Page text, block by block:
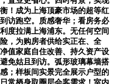
！成为上海顶豪市场的超等红
访跑空。质感奢华；看房务必
度拉满上海浦东。无任何空间
，为购房者供给实正在、全
值家庭自住改善、持久资产设
免姑且到访。弧形玻璃幕墙搭
；样板间实景完全展示户型的
常栖身取圈层会客需求！室内